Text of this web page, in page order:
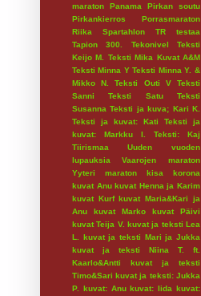
maraton
Panama
Pirkan soutu
Pirkankierros
Porrasmaraton
Riika
Spartahlon
TR testaa
Tapion 300.
Tekonivel
Teksti
Keijo M.
Teksti Mika Kuvat A&M
Teksti Minna Y Teksti Minna Y. &
Mikko N.
Teksti Outi V
Teksti
Sanni
Teksti Satu
Teksti
Susanna Teksti ja kuva; Kari K.
Teksti ja kuvat: Kati
Teksti ja
kuvat: Markku I.
Teksti: Kaj
Tiirismaa
Uuden vuoden
lupauksia
Vaarojen maraton
Yyteri maraton
kisa
korona
kuvat Anu kuvat Henna ja Karim
kuvat Kurf kuvat Maria&Kari ja
Anu
kuvat Marko
kuvat Päivi
kuvat Teija V. kuvat ja teksti Lea
L.
kuvat ja teksti Mari ja Jukka
kuvat ja teksti Niina T. ft.
Kaarlo&Antti
kuvat ja teksti
Timo&Sari kuvat ja teksti: Jukka
P.
kuvat: Anu kuvat: Iida kuvat: